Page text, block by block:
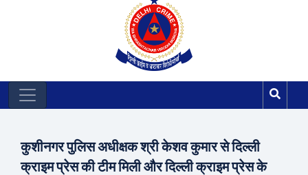
कुशीनगर पुलिस अधीक्षक श्री केशव कुमार से दिल्ली
क्राइम प्रेस की टीम मिली और दिल्ली क्राइम प्रेस के